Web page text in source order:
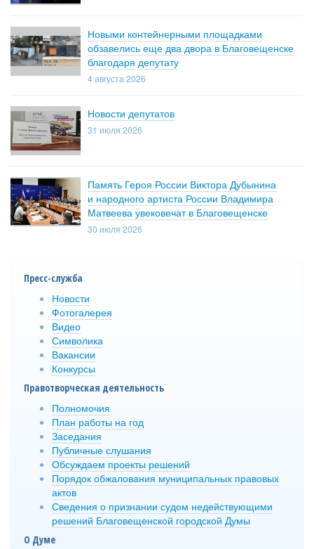
Новыми контейнерными площадками
обзавелись еще два двора в Благовещенске
благодаря депутату
4 августа 2026
Новости депутатов
31 июля 2026
Память Героя России Виктора Дубынина
и народного артиста России Владимира
Матвеева увековечат в Благовещенске
30 июля 2026
Пресс-служба
Новости
Фотогалерея
Видео
Символика
Вакансии
Конкурсы
Правотворческая деятельность
Полномочия
План работы на год
Заседания
Публичные слушания
Обсуждаем проекты решений
Порядок обжалования муниципальных правовых
актов
Сведения о признании судом недействующими
решений Благовещенской городской Думы
О Думе